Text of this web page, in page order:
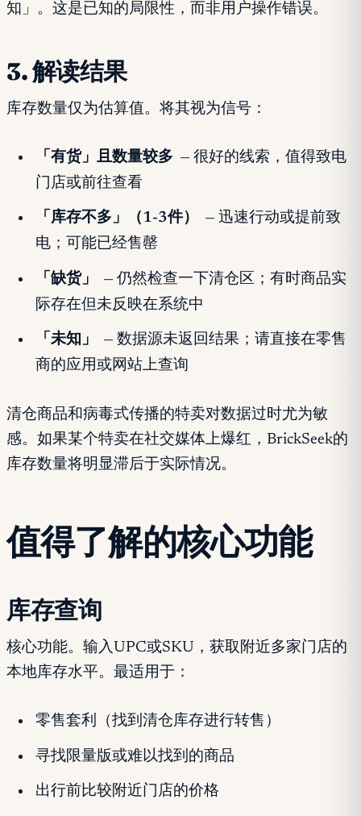
知」。这是已知的局限性，而非用户操作错误。
3. 解读结果
库存数量仅为估算值。将其视为信号：
「有货」且数量较多 — 很好的线索，值得致电
门店或前往查看
「库存不多」（1-3件）
— 迅速行动或提前致
电；可能已经售罄
「缺货」
— 仍然检查一下清仓区；有时商品实
际存在但未反映在系统中
「未知」
— 数据源未返回结果；请直接在零售
商的应用或网站上查询
清仓商品和病毒式传播的特卖对数据过时尤为敏
感。如果某个特卖在社交媒体上爆红，BrickSeek的
库存数量将明显滞后于实际情况。
值得了解的核心功能
库存查询
核心功能。输入UPC或SKU，获取附近多家门店的
本地库存水平。最适用于：
零售套利（找到清仓库存进行转售）
寻找限量版或难以找到的商品
出行前比较附近门店的价格